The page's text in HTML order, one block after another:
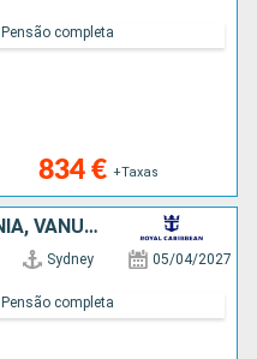
834 € +Taxas
Pensão completa
AUSTRALIA, NOVA CALEDÓNIA, VANUATU
Sydney 05/04/2027
Pensão completa